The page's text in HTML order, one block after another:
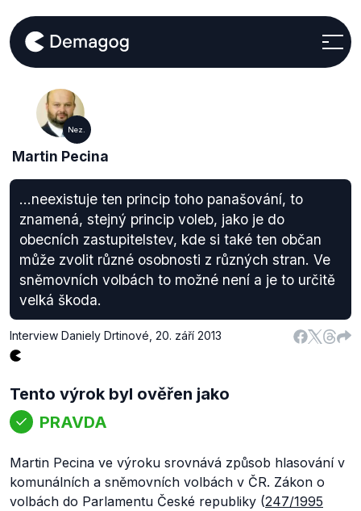
Nez.
Martin Pecina
...neexistuje ten princip toho panašování, to
znamená, stejný princip voleb, jako je do
obecních zastupitelstev, kde si také ten občan
může zvolit různé osobnosti z různých stran. Ve
sněmovních volbách to možné není a je to určitě
velká škoda.
Interview Daniely Drtinové 20. září 2013
Tento výrok byl ověřen jako
PRAVDA
Martin Pecina ve výroku srovnává způsob hlasování v
komunálních a sněmovních volbách v ČR. Zákon o
volbách do Parlamentu České republiky (247/1995